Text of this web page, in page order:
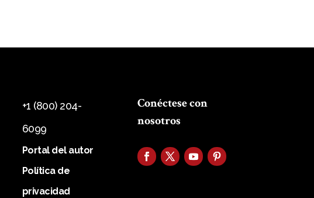
+1 (800) 204-
6099
Portal del autor
Política de
privacidad
Conéctese con
nosotros